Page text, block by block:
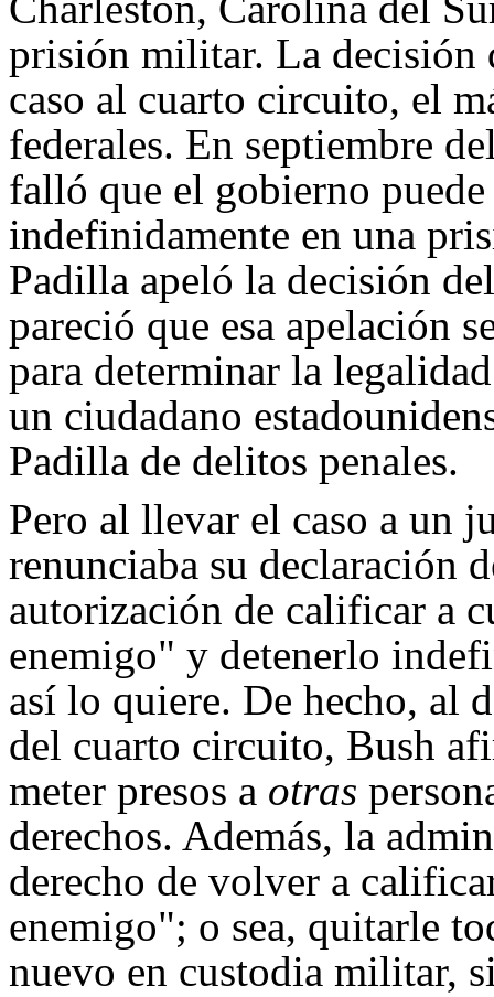
prisión militar. La decisión
caso al cuarto circuito, el
federales. En septiembre
falló que el gobierno
indefinidamente en una
Padilla apeló la decisión
pareció que esa apelación
para determinar la
un ciudadano
Padilla de delitos penales.
Pero al llevar el caso a un
renunciaba su declaración
autorización de calificar a
enemigo" y detenerlo
así lo quiere. De hecho, al
del cuarto circuito, Bush
meter presos a otras
derechos. Además, la
derecho de volver a
enemigo"; o sea, quitarle
nuevo en custodia militar,